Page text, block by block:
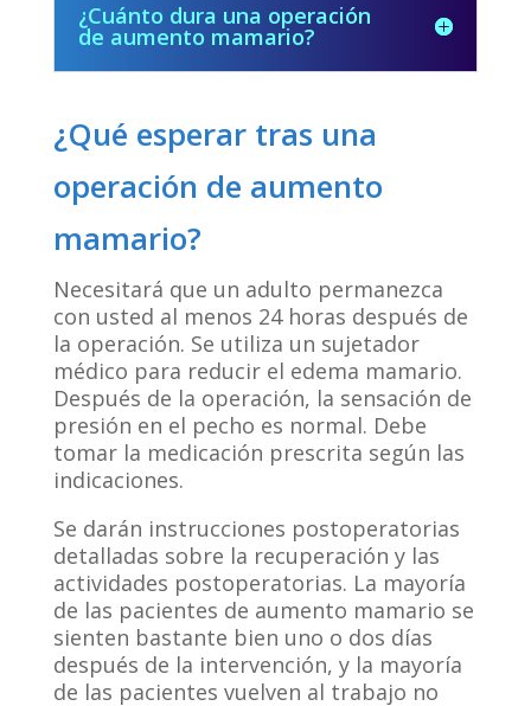
¿Cuánto dura una operación
de aumento mamario?
¿Qué esperar tras una
operación de aumento
mamario?
Necesitará que un adulto permanezca
con usted al menos 24 horas después de
la operación. Se utiliza un sujetador
médico para reducir el edema mamario.
Después de la operación, la sensación de
presión en el pecho es normal. Debe
tomar la medicación prescrita según las
indicaciones.
Se darán instrucciones postoperatorias
detalladas sobre la recuperación y las
actividades postoperatorias. La mayoría
de las pacientes de aumento mamario se
sienten bastante bien uno o dos días
después de la intervención, y la mayoría
de las pacientes vuelven al trabajo no